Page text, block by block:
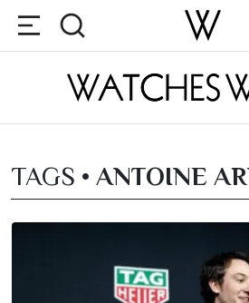
TAGS • ANTOINE